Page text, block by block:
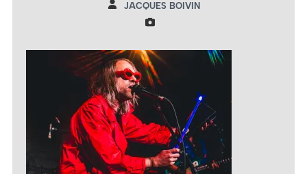
JACQUES BOIVIN